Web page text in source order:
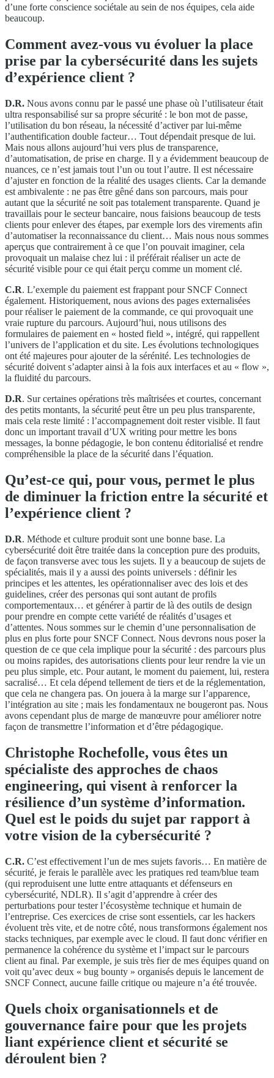
d’une forte conscience sociétale au sein de nos équipes, cela aide
beaucoup.
Comment avez-vous vu évoluer la place
prise par la cybersécurité dans les sujets
d’expérience client ?
D.R. Nous avons connu par le passé une phase où l’utilisateur était
ultra responsabilisé sur sa propre sécurité : le bon mot de passe,
l’utilisation du bon réseau, la nécessité d’activer par lui-même
l’authentification double facteur… Tout dépendait presque de lui.
Mais nous allons aujourd’hui vers plus de transparence,
d’automatisation, de prise en charge. Il y a évidemment beaucoup de
nuances, ce n’est jamais tout l’un ou tout l’autre. Il est nécessaire
d’ajuster en fonction de la réalité des usages clients. Car la demande
est ambivalente : ne pas être gêné dans son parcours, mais pour
autant que la sécurité ne soit pas totalement transparente. Quand je
travaillais pour le secteur bancaire, nous faisions beaucoup de tests
clients pour enlever des étapes, par exemple lors des virements afin
d’automatiser la reconnaissance du client… Mais nous nous sommes
aperçus que contrairement à ce que l’on pouvait imaginer, cela
provoquait un malaise chez lui : il préférait réaliser un acte de
sécurité visible pour ce qui était perçu comme un moment clé.
C.R. L’exemple du paiement est frappant pour SNCF Connect
également. Historiquement, nous avions des pages externalisées
pour réaliser le paiement de la commande, ce qui provoquait une
vraie rupture du parcours. Aujourd’hui, nous utilisons des
formulaires de paiement en « hosted field », intégré, qui rappellent
l’univers de l’application et du site. Les évolutions technologiques
ont été majeures pour ajouter de la sérénité. Les technologies de
sécurité doivent s’adapter ainsi à la fois aux interfaces et au « flow »,
la fluidité du parcours.
D.R. Sur certaines opérations très maîtrisées et courtes, concernant
des petits montants, la sécurité peut être un peu plus transparente,
mais cela reste limité : l’accompagnement doit rester visible. Il faut
donc un important travail d’UX writing pour mettre les bons
messages, la bonne pédagogie, le bon contenu éditorialisé et rendre
compréhensible la place de la sécurité dans l’équation.
Qu’est-ce qui, pour vous, permet le plus
de diminuer la friction entre la sécurité et
l’expérience client ?
D.R. Méthode et culture produit sont une bonne base. La
cybersécurité doit être traitée dans la conception pure des produits,
de façon transverse avec tous les sujets. Il y a beaucoup de sujets de
spécialités, mais il y a aussi des points universels : définir les
principes et les attentes, les opérationnaliser avec des lois et des
guidelines, créer des personas qui sont autant de profils
comportementaux… et générer à partir de là des outils de design
pour prendre en compte cette variété de réalités d’usages et
d’attentes. Nous sommes sur le chemin d’une personnalisation de
plus en plus forte pour SNCF Connect. Nous devrons nous poser la
question de ce que cela implique pour la sécurité : des parcours plus
ou moins rapides, des autorisations clients pour leur rendre la vie un
peu plus simple, etc. Pour autant, le moment du paiement, lui, restera
sacralisé… Et cela dépend tellement de tiers et de la réglementation,
que cela ne changera pas. On jouera à la marge sur l’apparence,
l’intégration au site ; mais les fondamentaux ne bougeront pas. Nous
avons cependant plus de marge de manœuvre pour améliorer notre
façon de transmettre l’information et d’être pédagogique.
Christophe Rochefolle, vous êtes un
spécialiste des approches de chaos
engineering, qui visent à renforcer la
résilience d’un système d’information.
Quel est le poids du sujet par rapport à
votre vision de la cybersécurité ?
C.R. C’est effectivement l’un de mes sujets favoris… En matière de
sécurité, je ferais le parallèle avec les pratiques red team/blue team
(qui reproduisent une lutte entre attaquants et défenseurs en
cybersécurité, NDLR). Il s’agit d’apprendre à créer des
perturbations pour tester l’écosystème technique et humain de
l’entreprise. Ces exercices de crise sont essentiels, car les hackers
évoluent très vite, et de notre côté, nous transformons également nos
stacks techniques, par exemple avec le cloud. Il faut donc vérifier en
permanence la cohérence du système et l’impact sur le parcours
client au final. Par exemple, je suis très fier de mes équipes quand on
voit qu’avec deux « bug bounty » organisés depuis le lancement de
SNCF Connect, aucune faille critique ou majeure n’a été trouvée.
Quels choix organisationnels et de
gouvernance faire pour que les projets
liant expérience client et sécurité se
déroulent bien ?